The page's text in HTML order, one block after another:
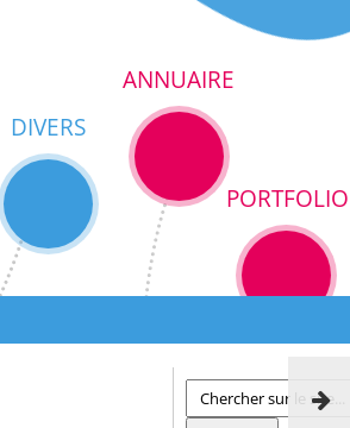
DIVERS
ANNUAIRE
PORTFOLIO